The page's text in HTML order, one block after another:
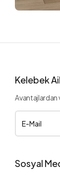
Kelebek
Avantajlardan
Sosyal